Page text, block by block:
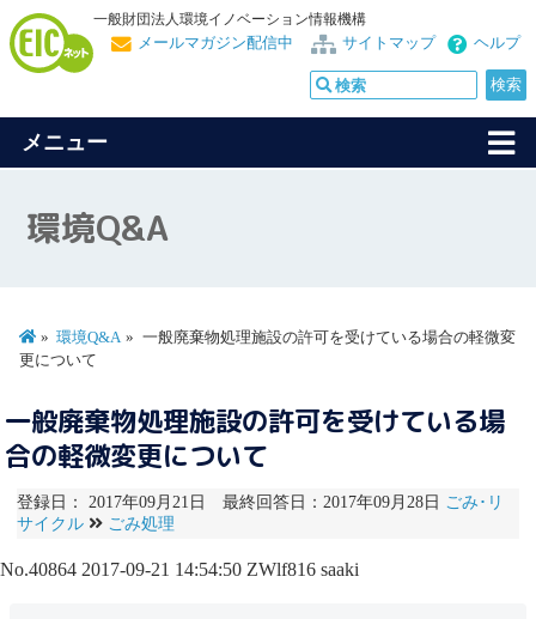
一般財団法人環境イノベーション情報機構
ヘルプ
サイトマップ
メールマガジン配信中
メニュー
環境Q&A
環境Q&A
一般廃棄物処理施設の許可を受けている場合の軽微変
更について
一般廃棄物処理施設の許可を受けている場
合の軽微変更について
登録日： 2017年09月21日 最終回答日：2017年09月28日 ごみ･リ
サイクル
ごみ処理
No.40864 2017-09-21 14:54:50 ZWlf816 saaki